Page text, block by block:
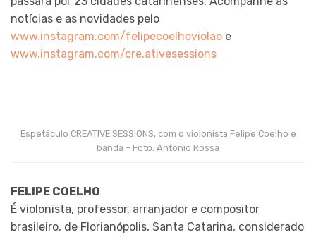
notícias e as novidades pelo
www.instagram.com/felipecoelhoviolao e
www.instagram.com/cre.ativesessions
Espetáculo CREATIVE SESSIONS, com o violonista Felipe Coelho e
banda – Foto: Antônio Rossa
FELIPE COELHO
É violonista, professor, arranjador e compositor
brasileiro, de Florianópolis, Santa Catarina, considerado